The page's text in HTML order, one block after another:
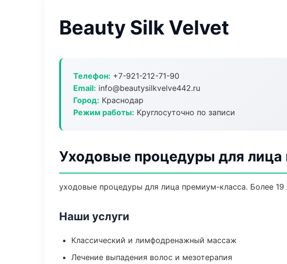
Beauty Silk Velvet
Телефон: +7-921-212-71-90
Email: info@beautysilkvelve442.ru
Город: Краснодар
Режим работы: Круглосуточно по записи
Уходовые процедуры для лица
уходовые процедуры для лица премиум-класса. Более
Наши услуги
Классический и лимфодренажный массаж
Лечение выпадения волос и мезотерапия